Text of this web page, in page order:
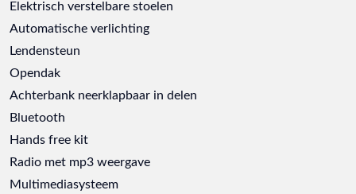
Elektrisch verstelbare stoelen
Automatische verlichting
Lendensteun
Opendak
Achterbank neerklapbaar in delen
Bluetooth
Hands free kit
Radio met mp3 weergave
Multimediasysteem